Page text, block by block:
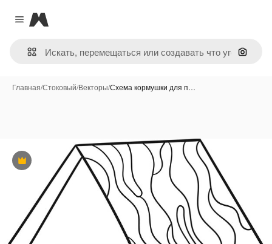
Close menu
Magnific
Поиск
Главная/Стоковый/Векторы/Схема кормушки для п…
Премиум